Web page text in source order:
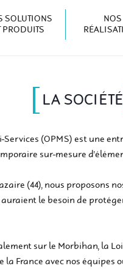
Nazaire et
SOLUTIONS
PRODUITS
NOS
LA SOCIÉTÉ
Services (OPMS) est une
sur-mesure
(44), nous proposons
le besoin de
sur le Morbihan, la
France avec nos équipes